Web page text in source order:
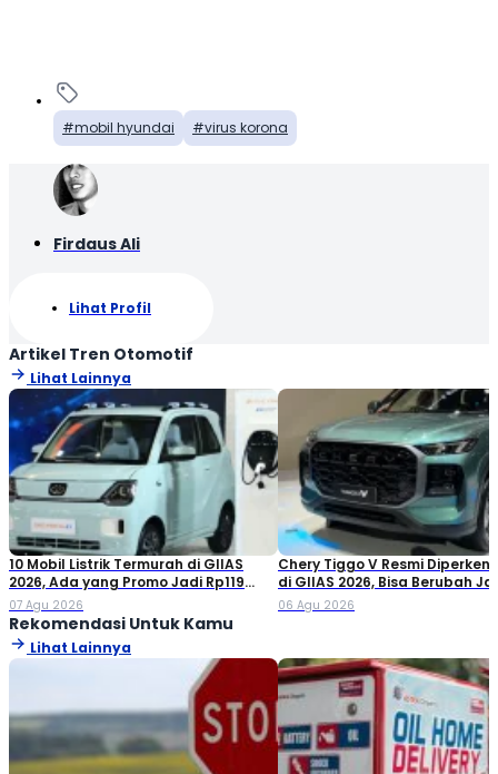
mobil hyundai virus korona
Firdaus Ali
Lihat Profil
Artikel Tren Otomotif
Lihat Lainnya
10 Mobil Listrik Termurah di GIIAS
2026, Ada yang Promo Jadi Rp119
Jutaan!
07 Agu 2026
Chery Tiggo V Resmi
di GIIAS 2026, Bisa Berubah
Double Cabin
06 Agu 2026
Rekomendasi Untuk Kamu
Lihat Lainnya